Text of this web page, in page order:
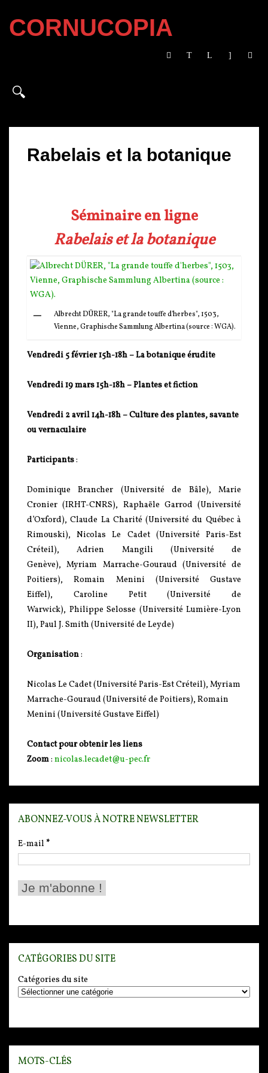
CORNUCOPIA
Rabelais et la botanique
Séminaire en ligne
Rabelais et la botanique
Albrecht DÜRER, "La grande touffe d'herbes", 1503,
Vienne, Graphische Sammlung Albertina (source : WGA).
Vendredi 5 février 15h-18h – La botanique érudite
Vendredi 19 mars 15h-18h – Plantes et fiction
Vendredi 2 avril 14h-18h – Culture des plantes, savante
ou vernaculaire
Participants:
Dominique Brancher (Université de Bâle), Marie
Cronier (IRHT-CNRS), Raphaële Garrod (Université
d’Oxford), Claude La Charité (Université du Québec à
Rimouski), Nicolas Le Cadet (Université Paris-Est
Créteil), Adrien Mangili (Université de
Genève), Myriam Marrache-Gouraud (Université de
Poitiers), Romain Menini (Université Gustave
Eiffel), Caroline Petit (Université de
Warwick), Philippe Selosse (Université Lumière-Lyon
II), Paul J. Smith (Université de Leyde)
Organisation:
Nicolas Le Cadet (Université Paris-Est Créteil), Myriam
Marrache-Gouraud (Université de Poitiers), Romain
Menini (Université Gustave Eiffel)
Contact pour obtenir les liens
Zoom: nicolas.lecadet@u-pec.fr
ABONNEZ-VOUS À NOTRE NEWSLETTER
E-mail *
CATÉGORIES DU SITE
Catégories du site
MOTS-CLÉS